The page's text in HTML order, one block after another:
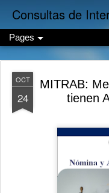
Consultas de
Pages
OCT
24
MITRAB:
tienen